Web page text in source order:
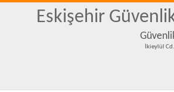
Eskişehir
İkieylül